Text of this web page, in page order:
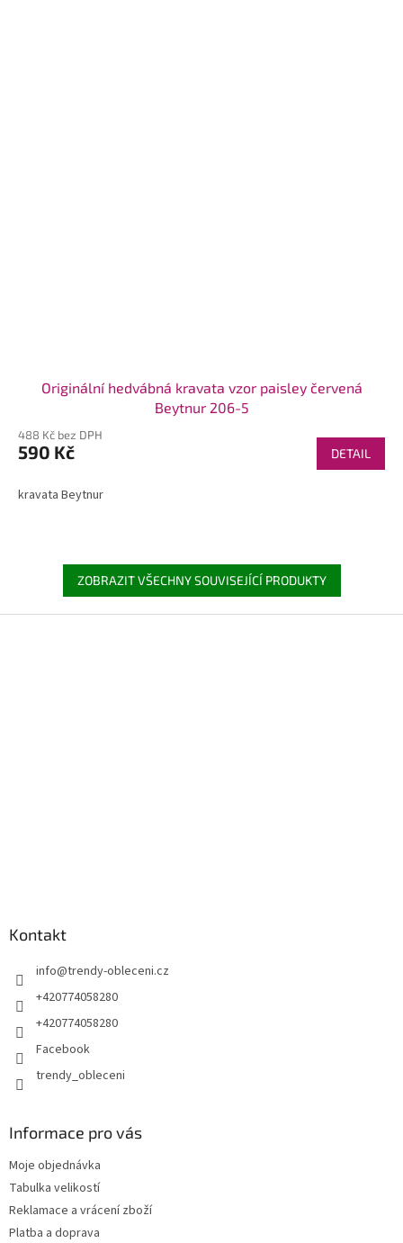
Originální hedvábná kravata vzor paisley červená
Beytnur 206-5
488 Kč bez DPH
590 Kč DETAIL
kravata Beytnur
ZOBRAZIT VŠECHNY SOUVISEJÍCÍ PRODUKTY
Kontakt
info@trendy-obleceni.cz
+420774058280
+420774058280
Facebook
trendy_obleceni
Informace pro vás
Moje objednávka
Tabulka velikostí
Reklamace a vrácení zboží
Platba a doprava